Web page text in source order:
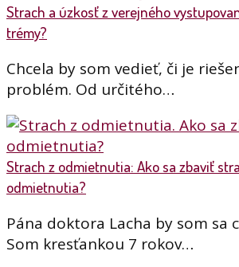
Strach a úzkosť z verejného
trémy?
Chcela by som vedieť, či je
problém. Od určitého…
Strach z odmietnutia: Ako sa zbaviť
odmietnutia?
Pána doktora Lacha by som sa
Som kresťankou 7 rokov…